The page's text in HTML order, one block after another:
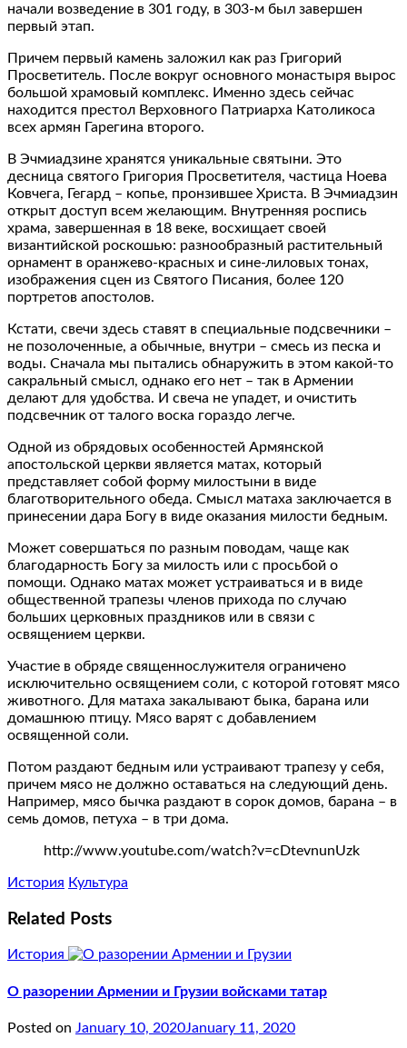
начали возведение в 301 году, в 303-м был завершен
первый этап.
Причем первый камень заложил как раз Григорий
Просветитель. После вокруг основного монастыря вырос
большой храмовый комплекс. Именно здесь сейчас
находится престол Верховного Патриарха Католикоса
всех армян Гарегина второго.
В Эчмиадзине хранятся уникальные святыни. Это
десница святого Григория Просветителя, частица Ноева
Ковчега, Гегард – копье, пронзившее Христа. В Эчмиадзин
открыт доступ всем желающим. Внутренняя роспись
храма, завершенная в 18 веке, восхищает своей
византийской роскошью: разнообразный растительный
орнамент в оранжево-красных и сине-лиловых тонах,
изображения сцен из Святого Писания, более 120
портретов апостолов.
Кстати, свечи здесь ставят в специальные подсвечники –
не позолоченные, а обычные, внутри – смесь из песка и
воды. Сначала мы пытались обнаружить в этом какой-то
сакральный смысл, однако его нет – так в Армении
делают для удобства. И свеча не упадет, и очистить
подсвечник от талого воска гораздо легче.
Одной из обрядовых особенностей Армянской
апостольской церкви является матах, который
представляет собой форму милостыни в виде
благотворительного обеда. Смысл матаха заключается в
принесении дара Богу в виде оказания милости бедным.
Может совершаться по разным поводам, чаще как
благодарность Богу за милость или с просьбой о
помощи. Однако матах может устраиваться и в виде
общественной трапезы членов прихода по случаю
больших церковных праздников или в связи с
освящением церкви.
Участие в обряде священнослужителя ограничено
исключительно освящением соли, с которой готовят мясо
животного. Для матаха закалывают быка, барана или
домашнюю птицу. Мясо варят с добавлением
освященной соли.
Потом раздают бедным или устраивают трапезу у себя,
причем мясо не должно оставаться на следующий день.
Например, мясо бычка раздают в сорок домов, барана – в
семь домов, петуха – в три дома.
http://www.youtube.com/watch?v=cDtevnunUzk
История Культура
Related Posts
История
О разорении Армении и Грузии войсками татар
Posted on January 10, 2020January 11, 2020